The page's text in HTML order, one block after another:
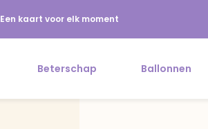
Een kaart voor elk moment
Beterschap Ballonnen